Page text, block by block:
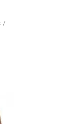
/